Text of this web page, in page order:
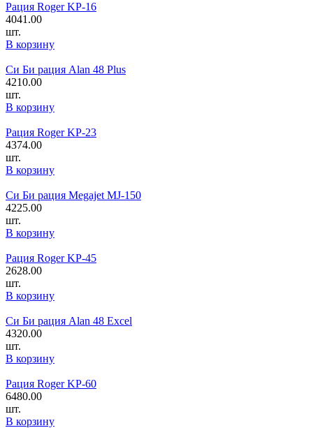
Рация Roger KP-16
4041.00
шт.
В корзину
Си Би рация Alan 48 Plus
4210.00
шт.
В корзину
Рация Roger KP-23
4374.00
шт.
В корзину
Си Би рация Megajet MJ-150
4225.00
шт.
В корзину
Рация Roger KP-45
2628.00
шт.
В корзину
Си Би рация Alan 48 Excel
4320.00
шт.
В корзину
Рация Roger KP-60
6480.00
шт.
В корзину